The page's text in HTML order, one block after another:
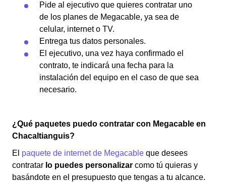
Pide al ejecutivo que quieres contratar uno
de los planes de Megacable, ya sea de
celular, internet o TV.
Entrega tus datos personales.
El ejecutivo, una vez haya confirmado el
contrato, te indicará una fecha para la
instalación del equipo en el caso de que sea
necesario.
¿Qué paquetes puedo contratar con Megacable en
Chacaltianguis?
El paquete de internet de Megacable que desees
contratar lo puedes personalizar como tú quieras y
basándote en el presupuesto que tengas a tu alcance.